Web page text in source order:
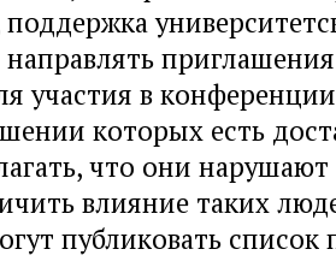
участия в
которых есть
что они
влияние таких
публиковать